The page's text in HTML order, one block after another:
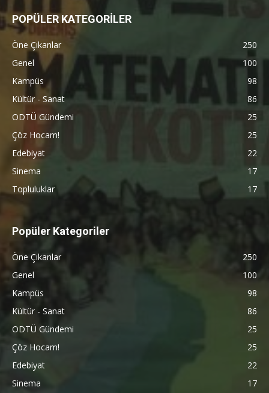
POPÜLER KATEGORİLER
Öne Çıkanlar
250
Genel
100
Kampüs
98
Kültür - Sanat
86
ODTÜ Gündemi
25
Çöz Hocam!
25
Edebiyat
22
Sinema
17
Topluluklar
17
Popüler Kategoriler
Öne Çıkanlar
250
Genel
100
Kampüs
98
Kültür - Sanat
86
ODTÜ Gündemi
25
Çöz Hocam!
25
Edebiyat
22
Sinema
17